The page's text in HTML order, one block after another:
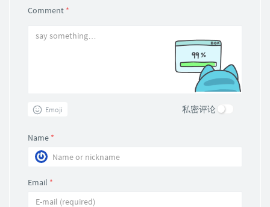
Comment *
Emoji 私密评论
Name *
Email *